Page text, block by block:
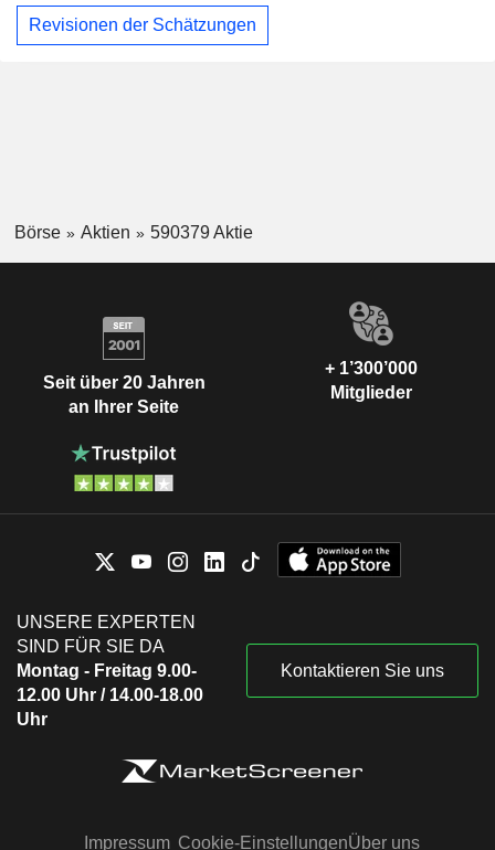
Revisionen der Schätzungen
Börse Aktien 590379 Aktie
Seit über 20 Jahren
an Ihrer Seite
+ 1’300’000
Mitglieder
UNSERE EXPERTEN
SIND FÜR SIE DA
Montag - Freitag 9.00-
12.00 Uhr / 14.00-18.00
Uhr
Kontaktieren Sie uns
Impressum Cookie-EinstellungenÜber uns